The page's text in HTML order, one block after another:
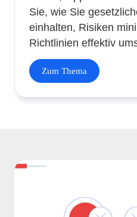
Sie, wie Sie
einhalten, Risiken
Richtlinien effektiv
Zum Thema